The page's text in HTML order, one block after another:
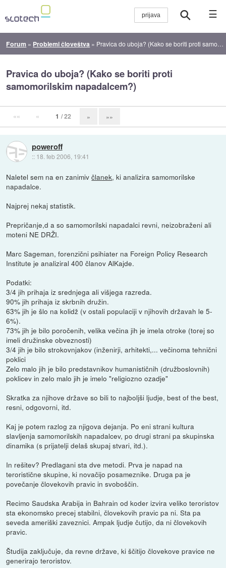
☰
Forum » Problemi človeštva » Pravica do uboja? (Kako se boriti proti samomorilskim napadalcem?)
Pravica do uboja? (Kako se boriti proti
samomorilskim napadalcem?)
«« « 1 / 22 » »»
poweroff
:: 18. feb 2006, 19:41
Naletel sem na en zanimivčlanek, ki analizira samomorilske
napadalce.
Najprej nekaj statistik.
Prepričanje,d a so samomorilski napadalci revni, neizobraženi ali
moteni NE DRŽI.
Marc Sageman, forenzični psihiater na Foreign Policy Research
Institute je analiziral 400 članov AlKajde.
Podatki:
3/4 jih prihaja iz srednjega ali višjega razreda.
90% jih prihaja iz skrbnih družin.
63% jih je šlo na kolidž (v ostali populaciji v njihovih državah le 5-
6%).
73% jih je bilo poročenih, velika večina jih je imela otroke (torej so
imeli družinske obveznosti)
3/4 jih je bilo strokovnjakov (inženirji, arhitekti,... večinoma tehnični
poklici
Zelo malo jih je bilo predstavnikov humanističnih (družboslovnih)
poklicev in zelo malo jih je imelo "religiozno ozadje"
Skratka za njihove države so bili to najboljši ljudje, best of the best,
resni, odgovorni, itd.
Kaj je potem razlog za njigova dejanja. Po eni strani kultura
slavljenja samomorilskih napadalcev, po drugi strani pa skupinska
dinamika (s prijatelji delaš skupaj stvari, itd.).
In rešitev? Predlagani sta dve metodi. Prva je napad na
teroristične skupine, ki novačijo posameznike. Druga pa je
povečanje človekovih pravic in svoboščin.
Recimo Saudska Arabija in Bahrain od koder izvira veliko teroristov
sta ekonomsko precej stabilni, človekovih pravic pa ni. Sta pa
seveda ameriški zaveznici. Ampak ljudje čutijo, da ni človekovih
pravic.
Študija zaključuje, da revne države, ki ščitijo človekove pravice ne
generirajo teroristov.